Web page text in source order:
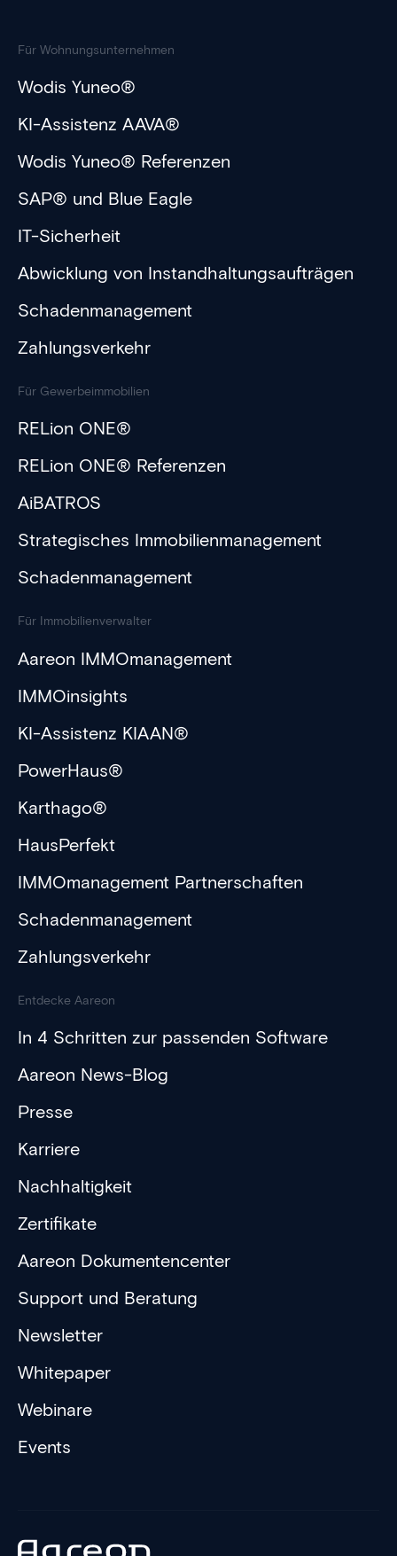
Für Wohnungsunternehmen
Wodis Yuneo®
KI-Assistenz AAVA®
Wodis Yuneo® Referenzen
SAP® und Blue Eagle
IT-Sicherheit
Abwicklung von Instandhaltungsaufträgen
Schadenmanagement
Zahlungsverkehr
Für Gewerbeimmobilien
RELion ONE®
RELion ONE® Referenzen
AiBATROS
Strategisches Immobilienmanagement
Schadenmanagement
Für Immobilienverwalter
Aareon IMMOmanagement
IMMOinsights
KI-Assistenz KIAAN®
PowerHaus®
Karthago®
HausPerfekt
IMMOmanagement Partnerschaften
Schadenmanagement
Zahlungsverkehr
Entdecke Aareon
In 4 Schritten zur passenden Software
Aareon News-Blog
Presse
Karriere
Nachhaltigkeit
Zertifikate
Aareon Dokumentencenter
Support und Beratung
Newsletter
Whitepaper
Webinare
Events